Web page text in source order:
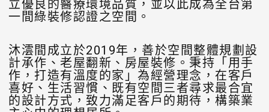
立優良的醫療環境品質，並以此成為全台第
一間綠裝修認證之空間。
沐澐間成立於2019年，善於空間整體規劃設
計承作、老屋翻新、房屋裝修。秉持「用手
作，打造有溫度的家」為經營理念，在客戶
喜好、生活習慣、既有空間三者尋求最合宜
的設計方式，致力滿足客戶的期待，構築業